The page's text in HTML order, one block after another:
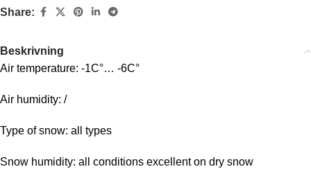
Share:
Beskrivning
Air temperature: -1C°… -6C°
Air humidity: /
Type of snow: all types
Snow humidity: all conditions excellent on dry snow